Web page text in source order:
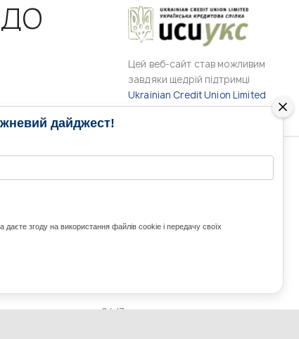
Цей веб-сайт став можливим
завдяки щедрій підтримці
Ukrainian Credit Union Limited
МЕДІА КОНТАКТИ
з України та світу
24/7
дайджест!
даєте згоду на використання файлів cookie і передачу своїх